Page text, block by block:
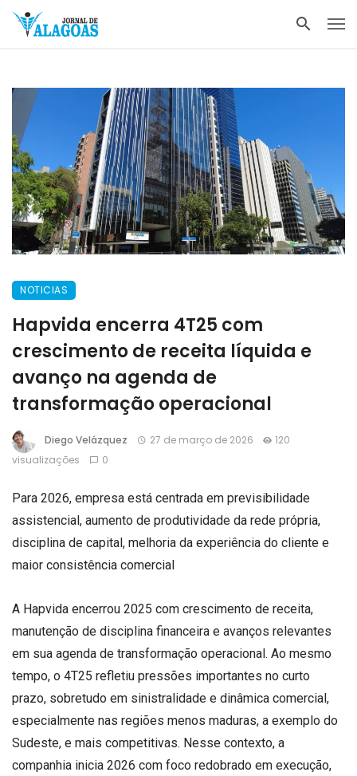
NOTICIAS
Hapvida encerra 4T25 com
crescimento de receita líquida e
avanço na agenda de
transformação operacional
Diego Velázquez 27 de março de 2026
120
visualizações
0
Para 2026, empresa está centrada em previsibilidade
assistencial, aumento de produtividade da rede própria,
disciplina de capital, melhoria da experiência do cliente e
maior consistência comercial
A Hapvida encerrou 2025 com crescimento de receita,
manutenção de disciplina financeira e avanços relevantes
em sua agenda de transformação operacional. Ao mesmo
tempo, o 4T25 refletiu pressões importantes no curto
prazo, sobretudo em sinistralidade e dinâmica comercial,
especialmente nas regiões menos maduras, a exemplo do
Sudeste, e mais competitivas. Nesse contexto, a
companhia inicia 2026 com foco redobrado em execução,